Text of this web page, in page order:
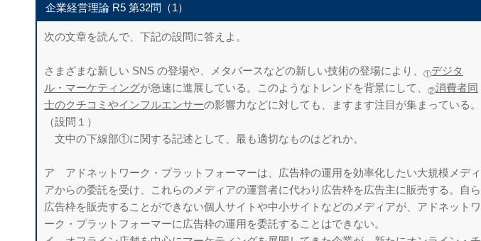
企業経営理論 R5 第32問（1）
次の文章を読んで、下記の設問に答えよ。
さまざまな新しい SNS の登場や、メタバースなどの新しい技術の登場により、 ①デジタ
ル・マーケティングが急速に進展している。このようなトレンドを背景に して、 ②消費者同
士のクチコミやインフルエンサーの影響力などに対しても、ます ます注目が集まっている。
（設問１）
文中の下線部①に関する記述として、最も適切なものはどれか。
ア アドネットワーク・プラットフォーマーは、広告枠の運用を効率化したい大規模メディ
アからの委託を受け、これらのメディアの運営者に代わり広告枠を広告主に販売する。自ら
広告枠を販売することができない個人サイトや中小サイトなどのメディアが、アドネットワ
ーク・プラットフォーマーに広告枠の運用を委託することはできない。